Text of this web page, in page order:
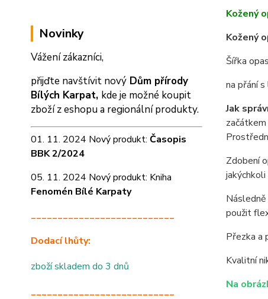
Novinky
Vážení zákazníci,
přijďte navštívit nový Dům přírody
Bílých Karpat, kde je možné koupit
zboží z eshopu a regionální produkty.
01. 11. 2024 Nový produkt: Časopis
BBK 2/2024
05. 11. 2024 Nový produkt: Kniha
Fenomén Bílé Karpaty
___________________________
Dodací lhůty:
zboží skladem do 3 dnů
___________________________
Kožený
Kožený
Šířka
na přání
Jak
Zdobení
Následně
použit
Přezka a
Kvalitní
Na